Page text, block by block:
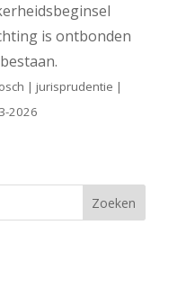
is ontbonden
| jurisprudentie |
2026